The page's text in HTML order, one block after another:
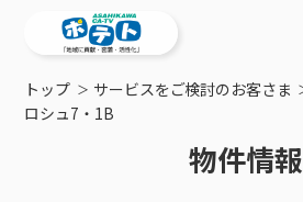
ご検討中の方
トップ サービスをご検討のお客さま
ロシュ7・1B
物件情報